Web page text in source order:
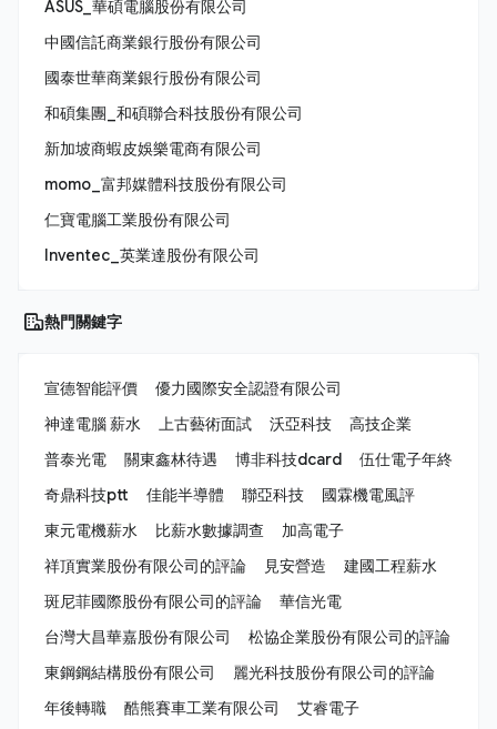
ASUS_華碩電腦股份有限公司
中國信託商業銀行股份有限公司
國泰世華商業銀行股份有限公司
和碩集團_和碩聯合科技股份有限公司
新加坡商蝦皮娛樂電商有限公司
momo_富邦媒體科技股份有限公司
仁寶電腦工業股份有限公司
Inventec_英業達股份有限公司
熱門關鍵字
宣德智能評價
優力國際安全認證有限公司
神達電腦 薪水
上古藝術面試 沃亞科技
高技企業
普泰光電
關東鑫林待遇 博非科技dcard
伍仕電子年終
奇鼎科技ptt
佳能半導體 聯亞科技
國霖機電風評
東元電機薪水
比薪水數據調查
加高電子
祥頂實業股份有限公司的評論
見安營造
建國工程薪水
斑尼菲國際股份有限公司的評論
華信光電
台灣大昌華嘉股份有限公司
松協企業股份有限公司的評論
東鋼鋼結構股份有限公司
麗光科技股份有限公司的評論
年後轉職
酷熊賽車工業有限公司
艾睿電子